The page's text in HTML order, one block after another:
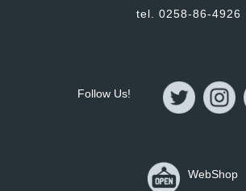
tel. 0258-86-4926
Follow Us!
WebShop